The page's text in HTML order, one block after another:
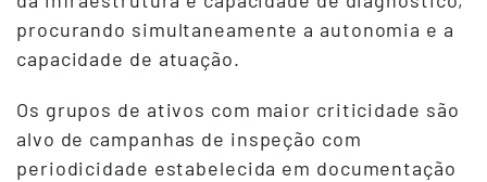
procurando simultaneamente a autonomia e a
capacidade de atuação.
Os grupos de ativos com maior criticidade são
alvo de campanhas de inspeção com
periodicidade estabelecida em documentação